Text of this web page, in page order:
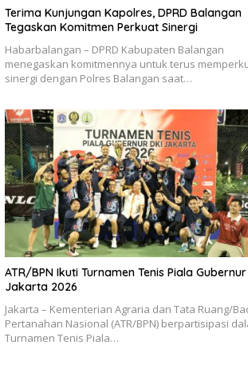
Terima Kunjungan Kapolres, DPRD Balangan
Tegaskan Komitmen Perkuat Sinergi
Habarbalangan – DPRD Kabupaten Balangan
menegaskan komitmennya untuk terus
sinergi dengan Polres Balangan saat…
ATR/BPN Ikuti Turnamen Tenis Piala Gubernur
Jakarta 2026
Jakarta – Kementerian Agraria dan Tata Ruang/
Pertanahan Nasional (ATR/BPN) berpartisipasi
Turnamen Tenis Piala…